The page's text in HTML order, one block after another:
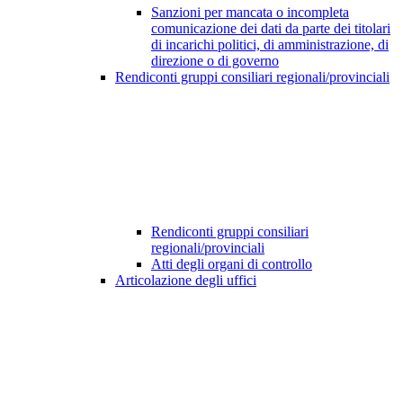
Sanzioni per mancata o incompleta
comunicazione dei dati da parte dei titolari
di incarichi politici, di amministrazione, di
direzione o di governo
Rendiconti gruppi consiliari regionali/provinciali
Rendiconti gruppi consiliari
regionali/provinciali
Atti degli organi di controllo
Articolazione degli uffici